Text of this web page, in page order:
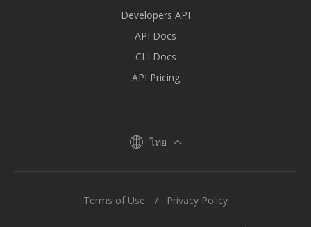
Developers API
API Docs
CLI Docs
API Pricing
ไทย
Terms of Use Privacy Policy